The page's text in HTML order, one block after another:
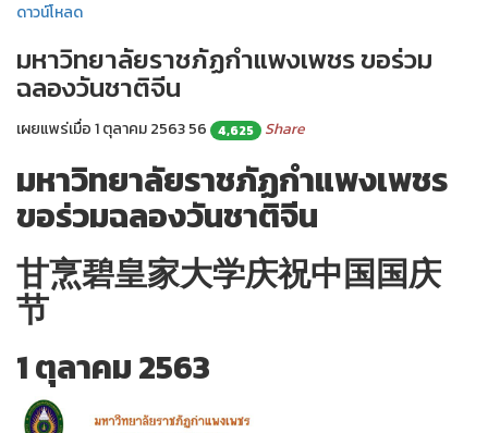
ดาวน์โหลด
มหาวิทยาลัยราชภัฏกำแพงเพชร ขอร่วม
ฉลองวันชาติจีน
เผยแพร่เมื่อ 1 ตุลาคม 256356 4,625 Share
มหาวิทยาลัยราชภัฏกำแพงเพชร
ขอร่วมฉลองวันชาติจีน
甘烹碧皇家大学庆祝中国国庆
节
1 ตุลาคม 2563